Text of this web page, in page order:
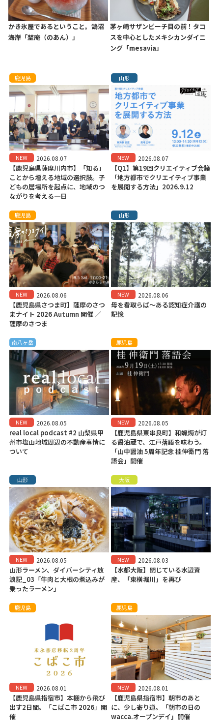
かき氷屋であるということ。鵠沼
海岸「埜庵（のあん）」
茅ヶ崎サザンビーチ目の前！タコ
スを中心としたメキシカンダイニ
ング「mesavia」
鹿児島
NEW 2026.08.07
【鹿児島県薩摩川内市】「知る」
ことから増える地域の選択肢。子
どもの居場所を起点に、地域のつ
ながりを考える一日
山形
NEW 2026.08.07
【Q1】第19回クリエイティブ会議
「地方都市でクリエイティブ事業
を展開する方法」2026.9.12
鹿児島
NEW 2026.08.06
【鹿児島県さつま町】薩摩のさつ
まナイト 2026 Autumn 開催 ／
薩摩のさつま
山形
NEW 2026.08.06
母を看取らば～ある認知症介護の
記憶
南八ヶ岳
NEW 2026.08.05
real local podcast #2 山梨県甲
州市塩山地域周辺の不動産事情に
ついて
鹿児島
NEW 2026.08.05
【鹿児島県東串良町】和蝋燭が灯
る醤油蔵で、江戸落語を味わう。
「山中醤油 5周年記念 桂伸衛門 落
語会」開催
山形
NEW 2026.08.05
山形ラーメン、ダイバーシティ放
浪記_03「牛肉と大根の煮込みが
乗ったラーメン」
大阪
NEW 2026.08.03
【水都大阪】閉じている水辺資
産、「東横堀川」を再び
鹿児島
NEW 2026.08.01
【鹿児島県指宿市】本棚から飛び
出す2日間。「こばこ市 2026」開
催
鹿児島
NEW 2026.08.01
【鹿児島県指宿市】朝市のあと
に、少し寄り道。「朝市の日の
wacca.オープンデイ」開催